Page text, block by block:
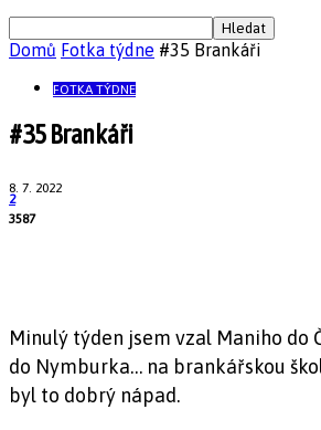
Domů Fotka týdne #35 Brankáři
FOTKA TÝDNE
#35 Brankáři
8. 7. 2022
2
3587
Minulý týden jsem vzal Maniho do
do Nymburka… na brankářskou
byl to dobrý nápad.